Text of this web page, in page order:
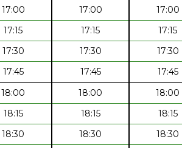
17:00 17:00 17:00
17:15 17:15 17:15
17:30 17:30 17:30
17:45 17:45 17:45
18:00 18:00 18:00
18:15 18:15 18:15
18:30 18:30 18:30